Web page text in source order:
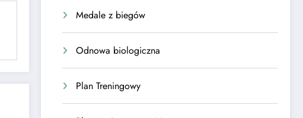
Medale z biegów
Odnowa biologiczna
Plan Treningowy